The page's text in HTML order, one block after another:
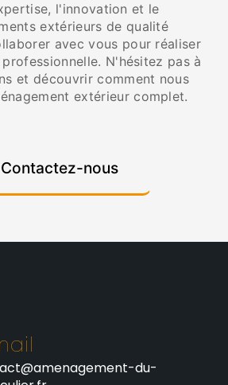
l'innovation et le
extérieurs de qualité
avec vous pour réaliser
N'hésitez pas à
et découvrir comment nous
extérieur complet.
Contactez-nous
du-